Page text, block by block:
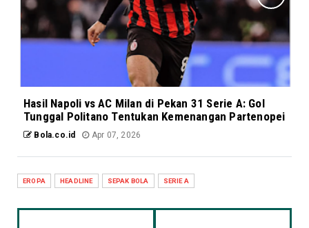
Hasil Napoli vs AC Milan di Pekan 31 Serie A: Gol
Tunggal Politano Tentukan Kemenangan Partenopei
Bola.co.id Apr 07, 2026
EROPA HEADLINE SEPAK BOLA SERIE A